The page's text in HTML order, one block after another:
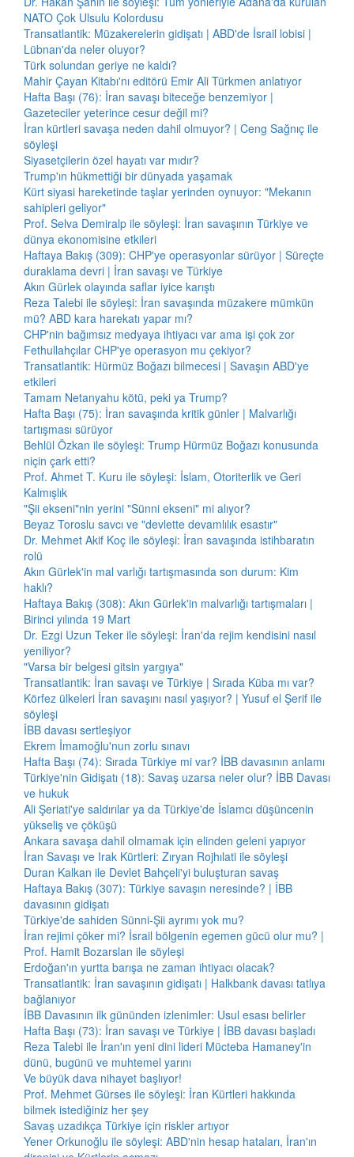
NATO Çok Ulsulu Kolordusu
Transatlantik: Müzakerelerin gidişatı | ABD'de İsrail lobisi |
Lübnan'da neler oluyor?
Türk solundan geriye ne kaldı?
Mahir Çayan Kitabı'nı editörü Emir Ali Türkmen anlatıyor
Hafta Başı (76): İran savaşı biteceğe benzemiyor |
Gazeteciler yeterince cesur değil mi?
İran kürtleri savaşa neden dahil olmuyor? | Ceng Sağnıç ile
söyleşi
Siyasetçilerin özel hayatı var mıdır?
Trump'ın hükmettiği bir dünyada yaşamak
Kürt siyasi hareketinde taşlar yerinden oynuyor: "Mekanın
sahipleri geliyor"
Prof. Selva Demiralp ile söyleşi: İran savaşının Türkiye ve
dünya ekonomisine etkileri
Haftaya Bakış (309): CHP'ye operasyonlar sürüyor | Süreçte
duraklama devri | İran savaşı ve Türkiye
Akın Gürlek olayında saflar iyice karıştı
Reza Talebi ile söyleşi: İran savaşında müzakere mümkün
mü? ABD kara harekatı yapar mı?
CHP'nin bağımsız medyaya ihtiyacı var ama işi çok zor
Fethullahçılar CHP'ye operasyon mu çekiyor?
Transatlantik: Hürmüz Boğazı bilmecesi | Savaşın ABD'ye
etkileri
Tamam Netanyahu kötü, peki ya Trump?
Hafta Başı (75): İran savaşında kritik günler | Malvarlığı
tartışması sürüyor
Behlül Özkan ile söyleşi: Trump Hürmüz Boğazı konusunda
niçin çark etti?
Prof. Ahmet T. Kuru ile söyleşi: İslam, Otoriterlik ve Geri
Kalmışlık
"Şii ekseni"nin yerini "Sünni ekseni" mi alıyor?
Beyaz Toroslu savcı ve "devlette devamlılık esastır"
Dr. Mehmet Akif Koç ile söyleşi: İran savaşında istihbaratın
rolü
Akın Gürlek'in mal varlığı tartışmasında son durum: Kim
haklı?
Haftaya Bakış (308): Akın Gürlek'in malvarlığı tartışmaları |
Birinci yılında 19 Mart
Dr. Ezgi Uzun Teker ile söyleşi: İran'da rejim kendisini nasıl
yeniliyor?
"Varsa bir belgesi gitsin yargıya"
Transatlantik: İran savaşı ve Türkiye | Sırada Küba mı var?
Körfez ülkeleri İran savaşını nasıl yaşıyor? | Yusuf el Şerif ile
söyleşi
İBB davası sertleşiyor
Ekrem İmamoğlu'nun zorlu sınavı
Hafta Başı (74): Sırada Türkiye mi var? İBB davasının anlamı
Türkiye'nin Gidişatı (18): Savaş uzarsa neler olur? İBB Davası
ve hukuk
Ali Şeriati'ye saldırılar ya da Türkiye'de İslamcı düşüncenin
yükseliş ve çöküşü
Ankara savaşa dahil olmamak için elinden geleni yapıyor
İran Savaşı ve Irak Kürtleri: Zıryan Rojhılati ile söyleşi
Duran Kalkan ile Devlet Bahçeli'yi buluşturan savaş
Haftaya Bakış (307): Türkiye savaşın neresinde? | İBB
davasının gidişatı
Türkiye'de sahiden Sünni-Şii ayrımı yok mu?
İran rejimi çöker mi? İsrail bölgenin egemen gücü olur mu? |
Prof. Hamit Bozarslan ile söyleşi
Erdoğan'ın yurtta barışa ne zaman ihtiyacı olacak?
Transatlantik: İran savaşının gidişatı | Halkbank davası tatlıya
bağlanıyor
İBB Davasının ilk gününden izlenimler: Usul esası belirler
Hafta Başı (73): İran savaşı ve Türkiye | İBB davası başladı
Reza Talebi ile İran'ın yeni dini lideri Mücteba Hamaney'in
dünü, bugünü ve muhtemel yarını
Ve büyük dava nihayet başlıyor!
Prof. Mehmet Gürses ile söyleşi: İran Kürtleri hakkında
bilmek istediğiniz her şey
Savaş uzadıkça Türkiye için riskler artıyor
Yener Orkunoğlu ile söyleşi: ABD'nin hesap hataları, İran'ın